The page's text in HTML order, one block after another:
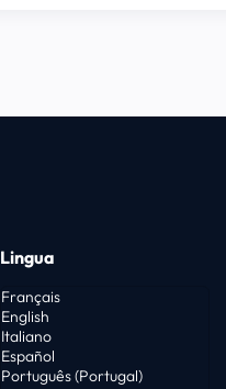
Lingua
Français
English
Italiano
Español
Português (Portugal)